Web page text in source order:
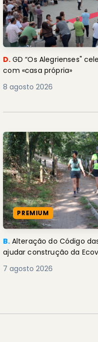
D. GD “Os Alegrienses"
com «casa própria»
8 agosto 2026
PREMIUM
B. Alteração do Código das Expropriações pode
ajudar construção da
7 agosto 2026